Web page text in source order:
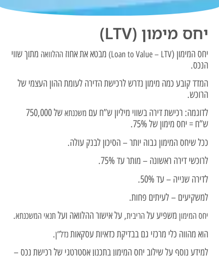
יחס מימון (LTV)
יחס המימון (Loan to Value – LTV) מבטא את אחוזההלוואה מתוך שווי
הנכס.
המדד קובע כמה מימון נדרש לרכישת הדירה לעומת ההון העצמי של
הרוכש.
לדוגמה: רכישת דירה בשווי מיליון ש”ח עם משכנתא
של 750,000
ש”ח = יחס מימון של 75%.
ככל שיחס המימון גבוה יותר – הסיכון לבנק עולה.
לרוכשי דירה ראשונה – מותר עד 75%.
לדירה שנייה – עד 50%.
למשקיעים – לעיתים פחות.
יחס המימון משפיע עלהריבית, על אישור ההלוואה ועלתנאי המשכנתא.
הוא מהווה כלי מרכזי גם בבדיקת כדאיות עסקאותנדל”ן.
למידע נוסף על שילוב יחס המימון בתכנון אסטרטגי של רכישת נכס –